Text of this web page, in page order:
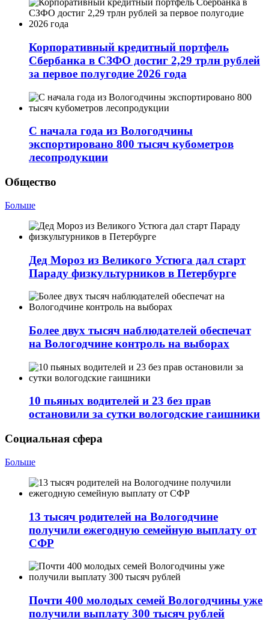
Корпоративный кредитный портфель
Сбербанка в СЗФО достиг 2,29 трлн рублей
за первое полугодие 2026 года
С начала года из Вологодчины
экспортировано 800 тысяч кубометров
лесопродукции
Общество
Больше
Дед Мороз из Великого Устюга дал старт
Параду физкультурников в Петербурге
Более двух тысяч наблюдателей обеспечат
на Вологодчине контроль на выборах
10 пьяных водителей и 23 без прав
остановили за сутки вологодские гаишники
Социальная сфера
Больше
13 тысяч родителей на Вологодчине
получили ежегодную семейную выплату от
СФР
Почти 400 молодых семей Вологодчины уже
получили выплату 300 тысяч рублей